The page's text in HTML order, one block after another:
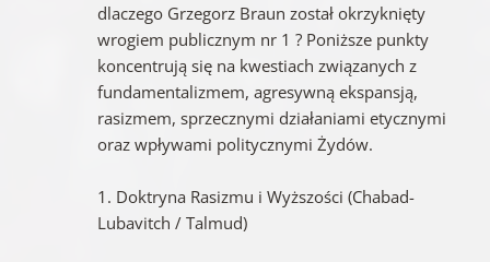
dlaczego Grzegorz Braun został okrzyknięty
wrogiem publicznym nr 1 ? Poniższe punkty
koncentrują się na kwestiach związanych z
fundamentalizmem, agresywną ekspansją,
rasizmem, sprzecznymi działaniami etycznymi
oraz wpływami politycznymi Żydów.
1. Doktryna Rasizmu i Wyższości (Chabad-
Lubavitch / Talmud)